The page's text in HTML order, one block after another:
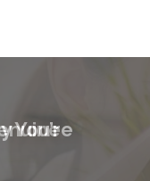
You’re